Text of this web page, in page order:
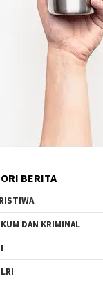
BERITA
DAN KRIMINAL